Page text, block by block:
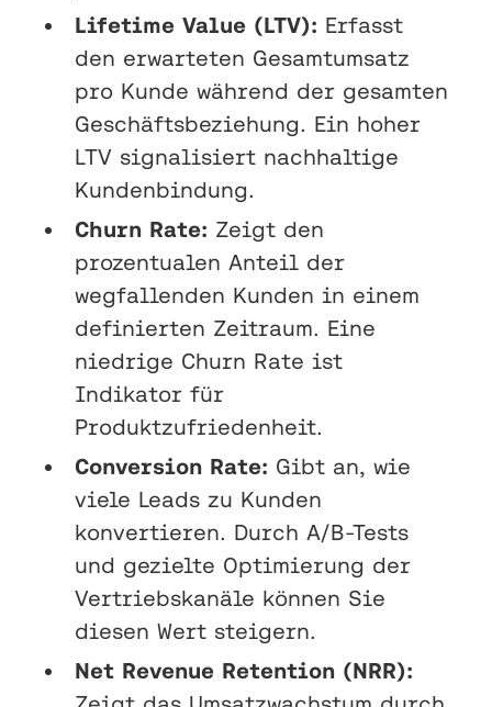
Lifetime Value (LTV): Erfasst
den erwarteten Gesamtumsatz
pro Kunde während der gesamten
Geschäftsbeziehung. Ein hoher
LTV signalisiert nachhaltige
Kundenbindung.
Churn Rate: Zeigt den
prozentualen Anteil der
wegfallenden Kunden in einem
definierten Zeitraum. Eine
niedrige Churn Rate ist
Indikator für
Produktzufriedenheit.
Conversion Rate: Gibt an, wie
viele Leads zu Kunden
konvertieren. Durch A/B-Tests
und gezielte Optimierung der
Vertriebskanäle können Sie
diesen Wert steigern.
Net Revenue Retention (NRR):